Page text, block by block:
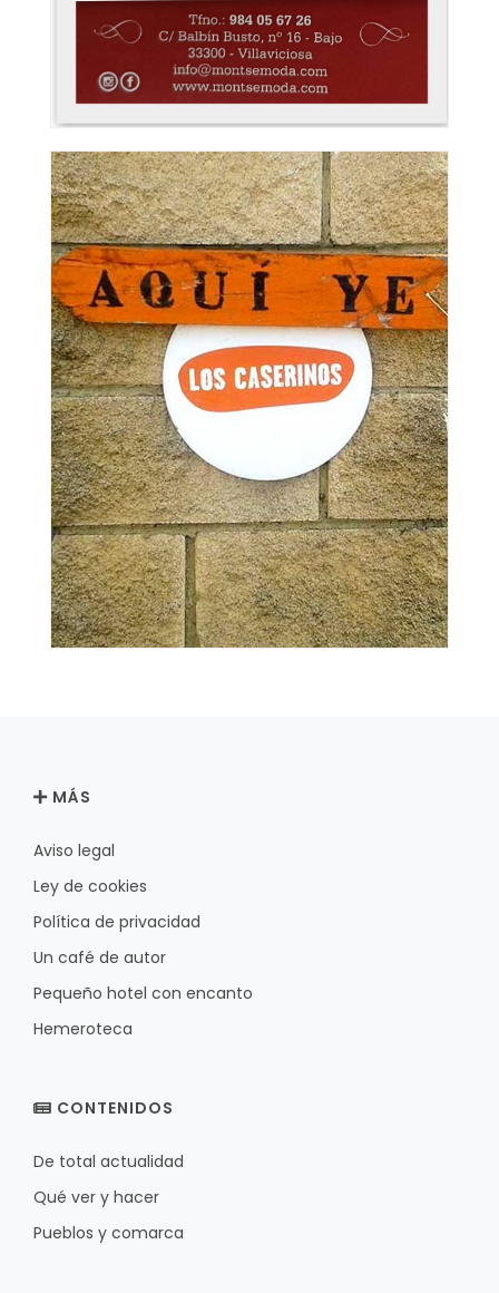
MÁS
Aviso legal
Ley de cookies
Política de privacidad
Un café de autor
Pequeño hotel con encanto
Hemeroteca
CONTENIDOS
De total actualidad
Qué ver y hacer
Pueblos y comarca